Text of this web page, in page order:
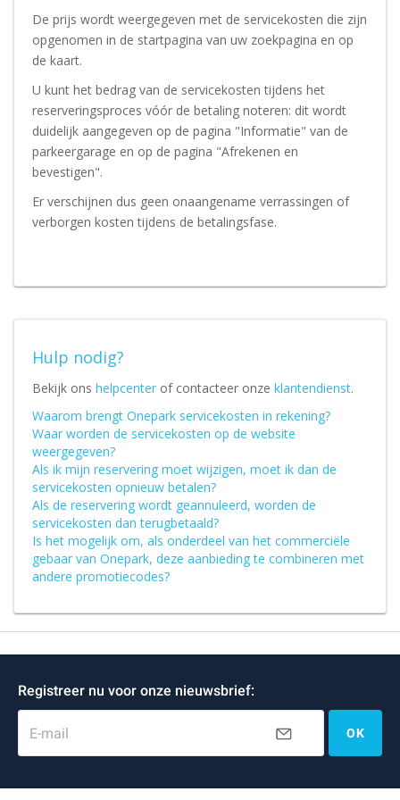
De prijs wordt weergegeven met de servicekosten die zijn
opgenomen in de startpagina van uw zoekpagina en op
de kaart.
U kunt het bedrag van de servicekosten tijdens het
reserveringsproces vóór de betaling noteren: dit wordt
duidelijk aangegeven op de pagina "Informatie" van de
parkeergarage en op de pagina "Afrekenen en
bevestigen".
Er verschijnen dus geen onaangename verrassingen of
verborgen kosten tijdens de betalingsfase.
Hulp nodig?
Bekijk ons helpcenter of contacteer onze klantendienst.
Waarom brengt Onepark servicekosten in rekening?
Waar worden de servicekosten op de website
weergegeven?
Als ik mijn reservering moet wijzigen, moet ik dan de
servicekosten opnieuw betalen?
Als de reservering wordt geannuleerd, worden de
servicekosten dan terugbetaald?
Is het mogelijk om, als onderdeel van het commerciële
gebaar van Onepark, deze aanbieding te combineren met
andere promotiecodes?
Registreer nu voor onze nieuwsbrief:
E-mail OK